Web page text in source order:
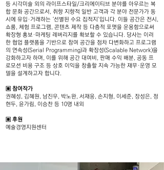
등 시각미술 외의 라이프스타일/크리에이티브 분야를 아우르는 복
합 문화 공간으로서, 취향 지향적 일반 고객과 각 분야 전문가가 동
시에 유입·거래하는 ‘선별된 수요 집적지’입니다. 이들 공간은 전시,
쇼룸, 체험 프로그램, 콘텐츠 제작 등 다층적 포맷을 운용함으로써
확장형 홍보·마케팅 레버리지를 확보할 수 있습니다. 당사는 이러
한 협업 플랫폼을 기반으로 참여 공간을 점차 다변화하고 프로그램
의 연속성(Serial Programming)과 확장성(Scalable Network)을
강화하고자 하며, 이를 위해 공간 대여비, 판매 수익 배분, 공동 프
로모션 비용 구조 등 상호 이익을 창출할 지속 가능한 재무·운영 모
델을 설계하고자 합니다.
▣ 참여작가
권혜성, 김혜원, 남진우, 박노완, 서재웅, 손지형, 이세준, 장성은, 정
현두, 윤가림, 이승찬 등 10명 내외
▣ 후원
예술경영지원센터